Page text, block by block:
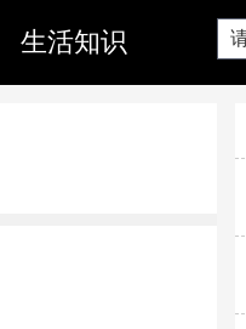
生活知识